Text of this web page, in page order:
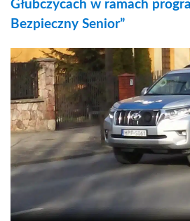
Głubczycach w ramach
Bezpieczny Senior”